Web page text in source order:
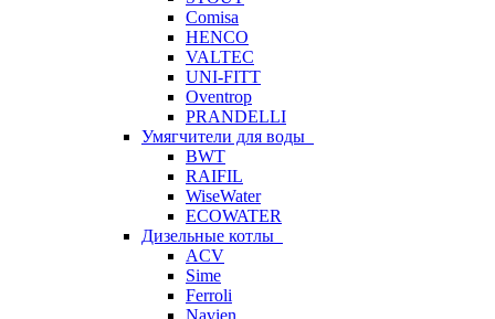
Comisa
HENCO
VALTEC
UNI-FITT
Oventrop
PRANDELLI
Умягчители для воды
BWT
RAIFIL
WiseWater
ECOWATER
Дизельные котлы
ACV
Sime
Ferroli
Navien